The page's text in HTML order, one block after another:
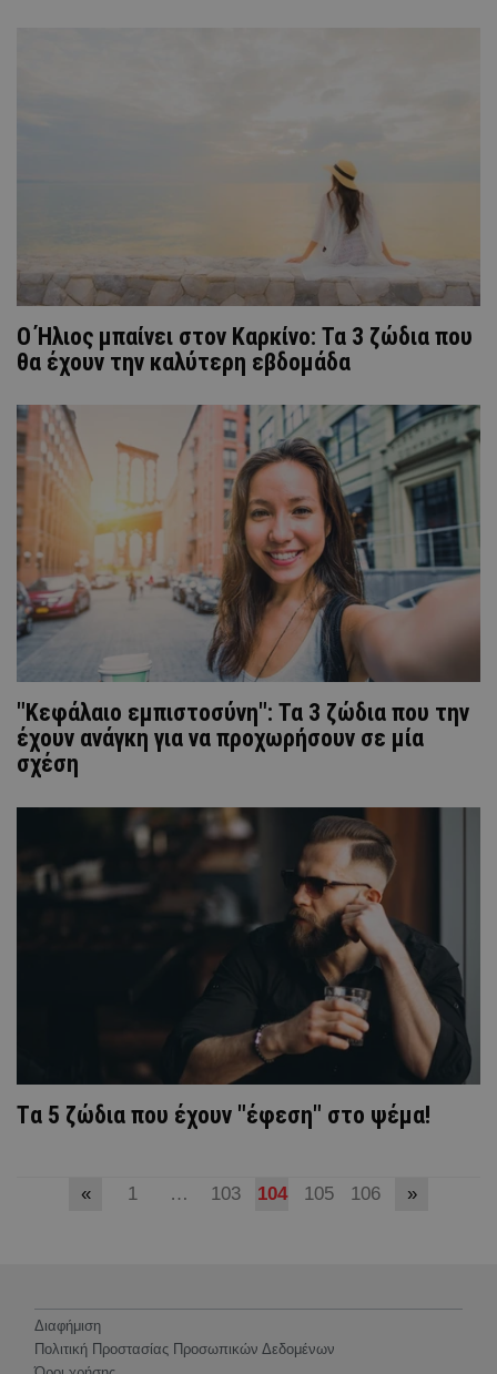
Ο Ήλιος μπαίνει στον Καρκίνο: Τα 3 ζώδια που
θα έχουν την καλύτερη εβδομάδα
"Κεφάλαιο εμπιστοσύνη": Τα 3 ζώδια που την
έχουν ανάγκη για να προχωρήσουν σε μία
σχέση
Tα 5 ζώδια που έχουν "έφεση" στο ψέμα!
« 1 … 103 104 105 106 »
Διαφήμιση
Πολιτική Προστασίας Προσωπικών Δεδομένων